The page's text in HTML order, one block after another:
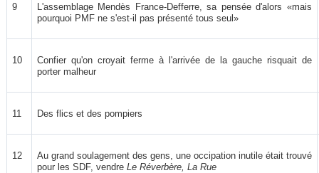
9
L'assemblage Mendès France-Defferre, sa pensée d'alors «mais
pourquoi PMF ne s'est-il pas présenté tous seul»
10
Confier qu'on croyait ferme à l'arrivée de la gauche risquait de
porter malheur
11 Des flics et des pompiers
12
Au grand soulagement des gens, une occipation inutile était trouvé
pour les SDF, vendreLe Réverbère, La Rue